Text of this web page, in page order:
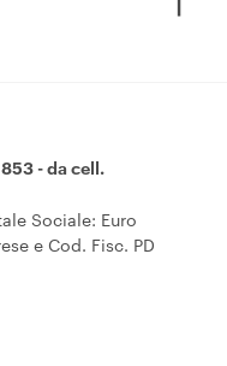
- da cell.
Sociale: Euro
e Cod. Fisc. PD